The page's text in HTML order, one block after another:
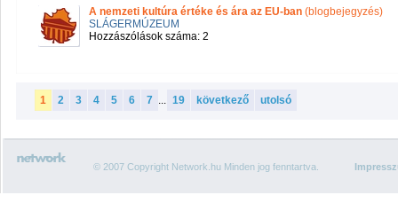
A nemzeti kultúra értéke és ára az EU-ban (blogbejegyzés)
SLÁGERMÚZEUM
Hozzászólások száma: 2
1 2 3 4 5 6 7 ... 19 következő utolsó
© 2007 Copyright Network.hu Minden jog fenntartva.